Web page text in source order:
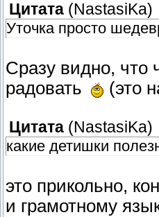
Цитата (NastasiKa)
Уточка просто
Сразу видно, что
радовать
(это
Цитата (NastasiKa)
какие детишки
это прикольно,
и грамотному